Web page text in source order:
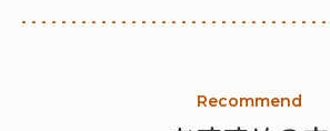
Recommend